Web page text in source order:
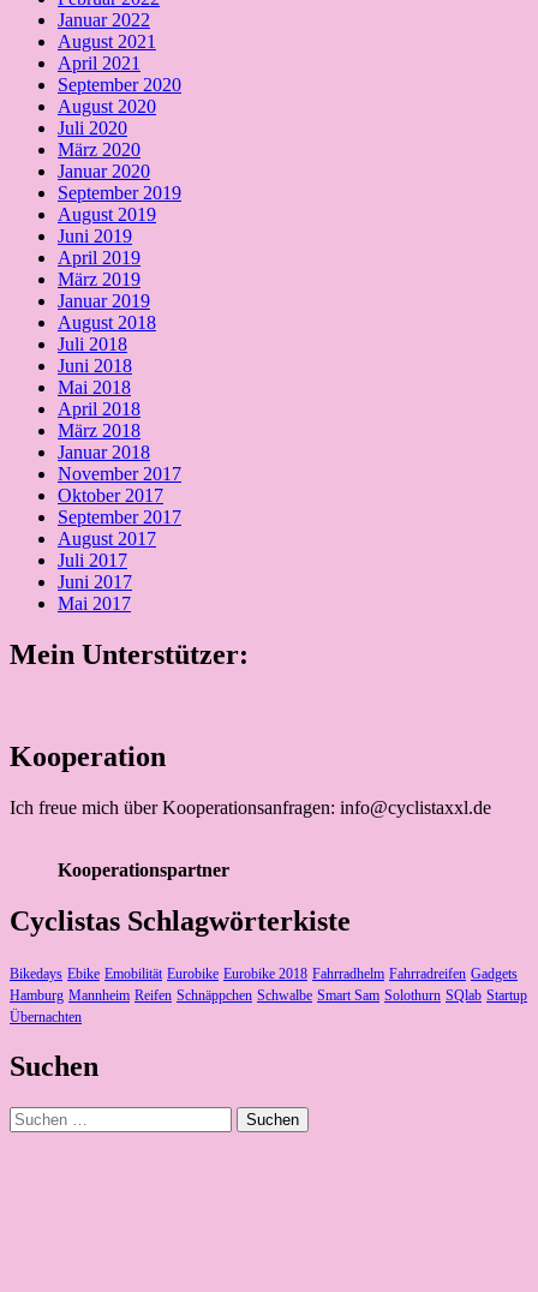
Januar 2022
August 2021
April 2021
September 2020
August 2020
Juli 2020
März 2020
Januar 2020
September 2019
August 2019
Juni 2019
April 2019
März 2019
Januar 2019
August 2018
Juli 2018
Juni 2018
Mai 2018
April 2018
März 2018
Januar 2018
November 2017
Oktober 2017
September 2017
August 2017
Juli 2017
Juni 2017
Mai 2017
Mein Unterstützer:
Kooperation
Ich freue mich über Kooperationsanfragen: info@cyclistaxxl.de
Kooperationspartner
Cyclistas Schlagwörterkiste
Bikedays Ebike Emobilität Eurobike Eurobike 2018 Fahrradhelm Fahrradreifen Gadgets
Hamburg Mannheim Reifen Schnäppchen Schwalbe Smart Sam Solothurn SQlab Startup
Übernachten
Suchen
Suchen
nach: